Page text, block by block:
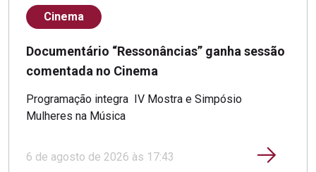
Cinema
Documentário “Ressonâncias” ganha sessão
comentada no Cinema
Programação integra IV Mostra e Simpósio
Mulheres na Música
6 de agosto de 2026 às 17:43